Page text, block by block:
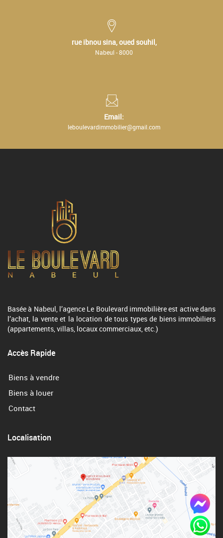
rue ibnou sina, oued souhil,
Nabeul - 8000
Email:
leboulevardimmobilier@gmail.com
Basée à Nabeul, l’agence Le Boulevard immobilière est active dans
l’achat, la vente et la location de tous types de biens immobiliers
(appartements, villas, locaux commerciaux, etc.)
Accès Rapide
Biens à vendre
Biens à louer
Contact
Localisation